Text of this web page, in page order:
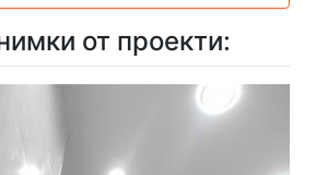
от проекти: